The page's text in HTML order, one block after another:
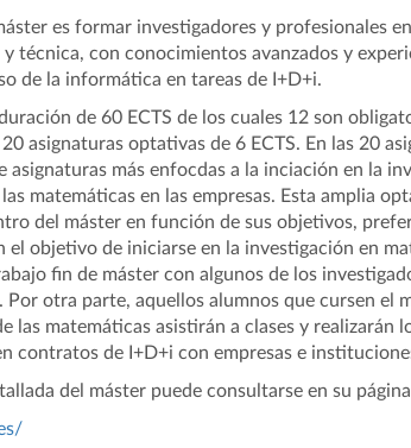
es formar investigadores y profesionales
técnica, con conocimientos avanzados y
de la informática en tareas de I+D+i.
de 60 ECTS de los cuales 12 son
asignaturas optativas de 6 ECTS. En las 20
asignaturas más enfocdas a la inciación en la
matemáticas en las empresas. Esta amplia
del máster en función de sus objetivos,
el objetivo de iniciarse en la investigación en
fin de máster con algunos de los
Por otra parte, aquellos alumnos que cursen el
las matemáticas asistirán a clases y
contratos de I+D+i con empresas e
del máster puede consultarse en su